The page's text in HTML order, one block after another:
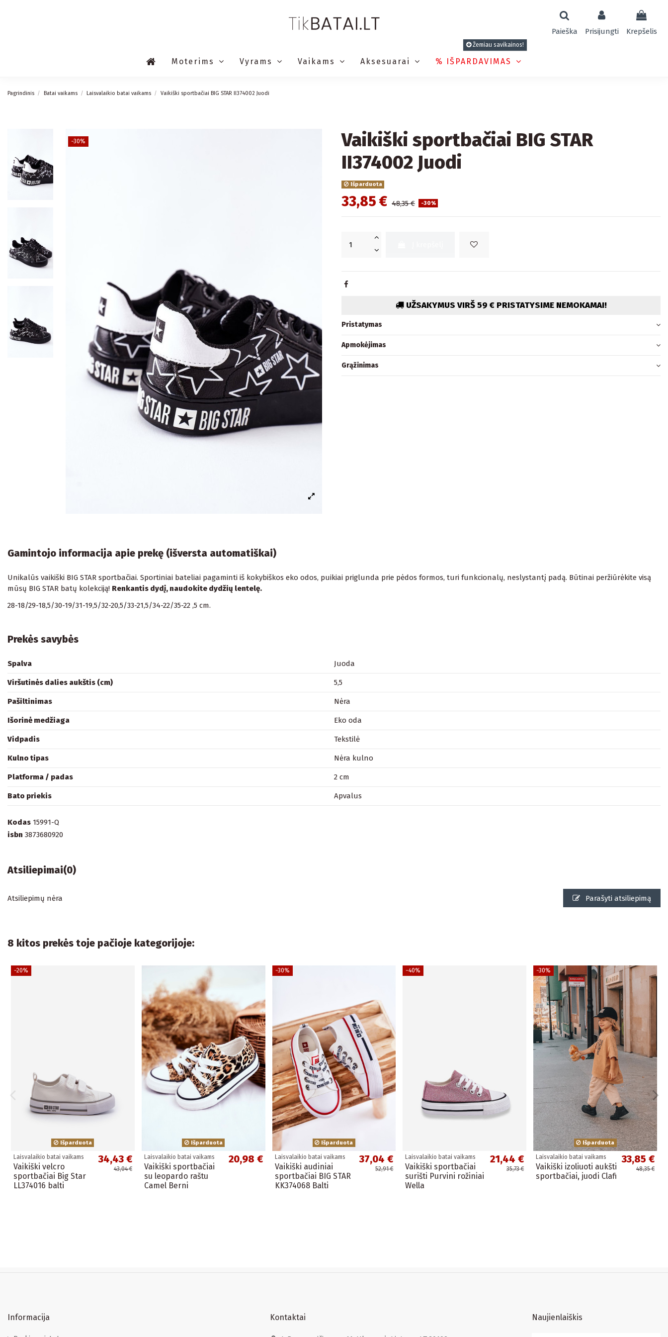
Paieška Prisijungti Krepšelis
Moterims Vyrams Vaikams Aksesuarai % IŠPARDAVIMAS
Žemiau savikainos!
Pagrindinis Batai vaikams Laisvalaikio batai vaikams Vaikiški sportbačiai BIG STAR II374002 Juodi
−30%
Vaikiški sportbačiai BIG STAR
II374002 Juodi
Išparduota
33,85 € 48,35 € -30%
UŽSAKYMUS VIRŠ 59 € PRISTATYSIME NEMOKAMAI!
Pristatymas
Apmokėjimas
Grąžinimas
Gamintojo informacija apie prekę (išversta automatiškai)
Unikalūs vaikiški BIG STAR sportbačiai. Sportiniai bateliai pagaminti iš kokybiškos eko odos, puikiai priglunda prie pėdos formos, turi funkcionalų, neslystantį padą. Būtinai peržiūrėkite visą
mūsų BIG STAR batų kolekciją! Renkantis dydį, naudokite dydžių lentelę.
28-18/29-18,5/30-19/31-19,5/32-20,5/33-21,5/34-22/35-22 ,5 cm.
Prekės savybės
Spalva Juoda
Viršutinės dalies aukštis (cm) 5,5
Pašiltinimas Nėra
Išorinė medžiaga Eko oda
Vidpadis Tekstilė
Kulno tipas Nėra kulno
Platforma / padas 2 cm
Bato priekis Apvalus
Kodas 15991-Q
isbn 3873680920
Atsiliepimai(0)
Atsiliepimų nėra Parašyti atsiliepimą
8 kitos prekės toje pačioje kategorijoje:
−20%
Išparduota
Laisvalaikio batai vaikams
Vaikiški velcro
sportbačiai Big Star
LL374016 balti
34,43 €
43,04 €
Išparduota
Laisvalaikio batai vaikams
Vaikiški sportbačiai
su leopardo raštu
Camel Berni
20,98 €
−30%
Išparduota
Laisvalaikio batai vaikams
Vaikiški audiniai
sportbačiai BIG STAR
KK374068 Balti
37,04 €
52,91 €
−40%
Laisvalaikio batai vaikams
Vaikiški sportbačiai
surišti Purvini rožiniai
Wella
21,44 €
35,73 €
−30%
Išparduota
Laisvalaikio batai vaikams
Vaikiški izoliuoti aukšti
sportbačiai, juodi Clafi
33,85 €
48,35 €
Informacija Kontaktai Naujienlaiškis